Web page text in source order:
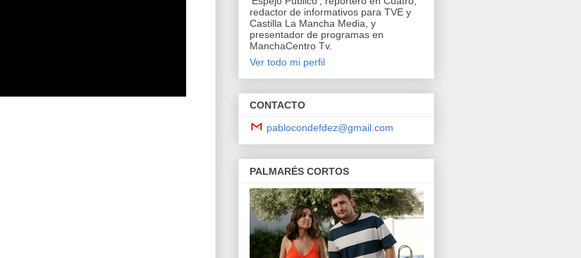
redactor de informativos para TVE y
Castilla La Mancha Media, y
presentador de programas en
ManchaCentro Tv.
Ver todo mi perfil
CONTACTO
pablocondefdez@gmail.com
PALMARÉS CORTOS